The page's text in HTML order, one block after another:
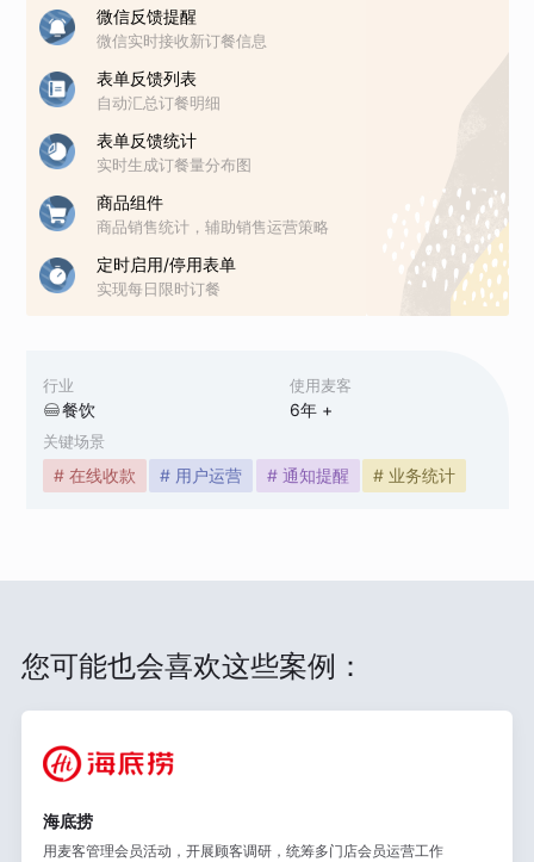
行业
餐饮
使用麦客
6年 +
关键场景
# 在线收款 # 用户运营 # 通知提醒 # 业务统计
微信反馈提醒
微信实时接收新订餐信息
表单反馈列表
自动汇总订餐明细
表单反馈统计
实时生成订餐量分布图
商品组件
商品销售统计，辅助销售运营策略
定时启用/停用表单
实现每日限时订餐
您可能也会喜欢这些案例：
海底捞
用麦客管理会员活动，开展顾客调研，统筹多门店会员运营工作